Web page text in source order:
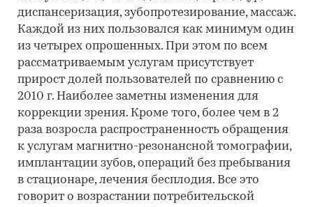
диспансеризация, зубопротезирование, массаж.
Каждой из них пользовался как минимум один
из четырех опрошенных. При этом по всем
рассматриваемым услугам присутствует
прирост долей пользователей по сравнению с
2010 г. Наиболее заметны изменения для
коррекции зрения. Кроме того, более чем в 2
раза возросла распространенность обращения
к услугам магнитно-резонансной томографии,
имплантации зубов, операций без пребывания
в стационаре, лечения бесплодия. Все это
говорит о возрастании потребительской